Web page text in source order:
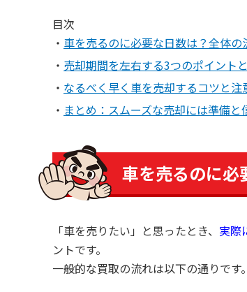
目次
車を売るのに必要な日数は？全体の
売却期間を左右する3つのポイント
なるべく早く車を売却するコツと注
まとめ：スムーズな売却には準備
車を売るのに必
「車を売りたい」と思ったとき、 実際
ントです。
一般的な買取の流れは以下の通りです。